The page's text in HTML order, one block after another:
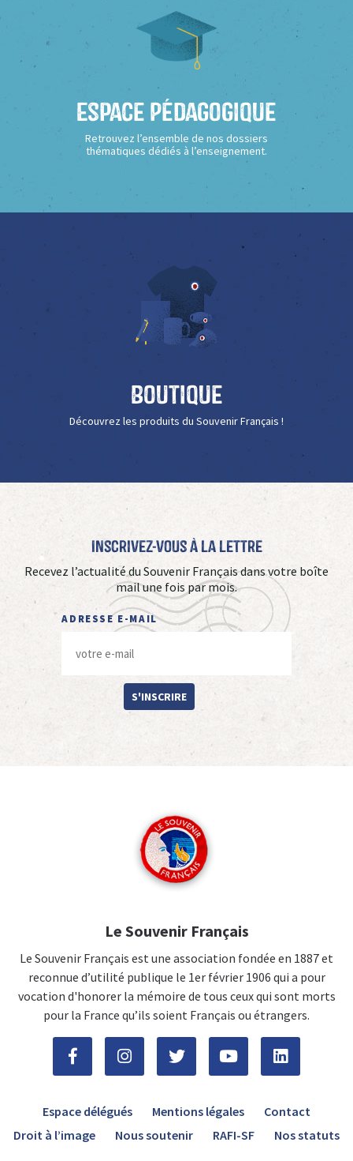
Espace Pédagogique
Retrouvez l’ensemble de nos dossiers
thématiques dédiés à l’enseignement.
Boutique
Découvrez les produits du Souvenir Français !
Inscrivez-vous à La Lettre
Recevez l’actualité du Souvenir Français dans votre boîte
mail une fois par mois.
ADRESSE E-MAIL
S'INSCRIRE
Le Souvenir Français
Le Souvenir Français est une association fondée en 1887 et
reconnue d’utilité publique le 1er février 1906 qui a pour
vocation d'honorer la mémoire de tous ceux qui sont morts
pour la France qu’ils soient Français ou étrangers.
Espace délégués Mentions légales
Contact
Droit à l’image
Nous soutenir RAFI-SF Nos statuts